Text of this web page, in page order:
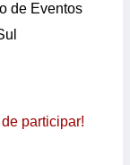
de Eventos
participar!